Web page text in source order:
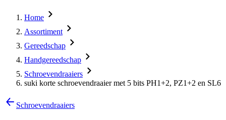
Home
Assortiment
Gereedschap
Handgereedschap
Schroevendraaiers
suki korte schroevendraaier met 5 bits PH1+2, PZ1+2 en SL6
Schroevendraaiers